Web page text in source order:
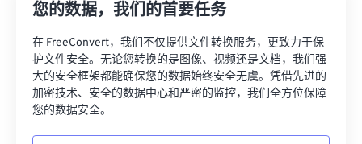
您的数据，我们的首要任务
在 FreeConvert，我们不仅提供文件转换服务，更致力于保
护文件安全。无论您转换的是图像、视频还是文档，我们强
大的安全框架都能确保您的数据始终安全无虞。凭借先进的
加密技术、安全的数据中心和严密的监控，我们全方位保障
您的数据安全。